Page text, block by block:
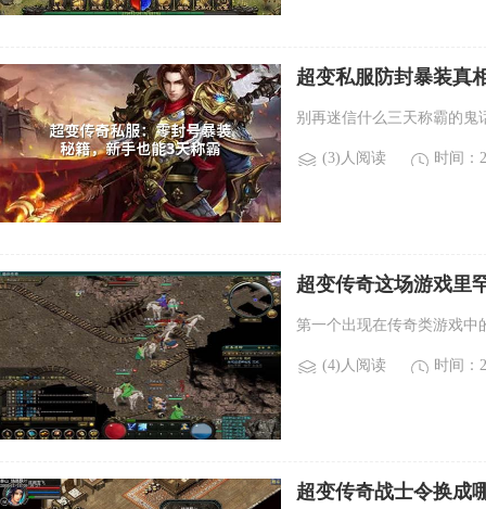
超变私服防封暴装真
别再迷信什么三天称霸的
(3)人阅读 时间：
超变传奇这场游戏里
第一个出现在传奇类游戏中
(4)人阅读 时间：
超变传奇战士令换成